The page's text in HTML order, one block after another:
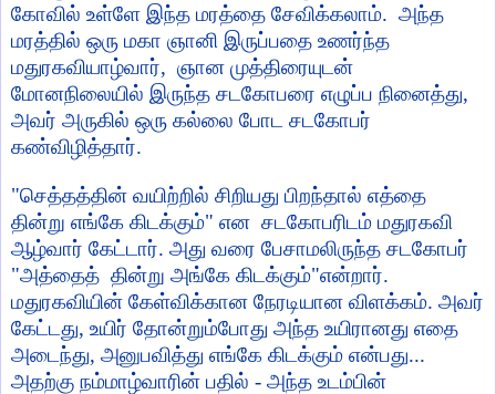
கோவில் உள்ளே இந்த மரத்தை சேவிக்கலாம். அந்த
மரத்தில் ஒரு மகா ஞானி இருப்பதை உணர்ந்த
மதுரகவியாழ்வார், ஞான முத்திரையுடன்
மோனநிலையில் இருந்த சடகோபரை எழுப்ப நினைத்து,
அவர் அருகில் ஒரு கல்லை போட சடகோபர்
கண்விழித்தார்.
"செத்தத்தின் வயிற்றில் சிறியது பிறந்தால் எத்தை
தின்று எங்கே கிடக்கும்" என சடகோபரிடம் மதுரகவி
ஆழ்வார் கேட்டார். அது வரை பேசாமலிருந்த சடகோபர்
"அத்தைத் தின்று அங்கே கிடக்கும்"என்றார்.
மதுரகவியின் கேள்விக்கான நேரடியான விளக்கம். அவர்
கேட்டது, உயிர் தோன்றும்போது அந்த உயிரானது எதை
அடைந்து, அனுபவித்து எங்கே கிடக்கும் என்பது...
அதற்கு நம்மாழ்வாரின் பதில் - அந்த உடம்பின்